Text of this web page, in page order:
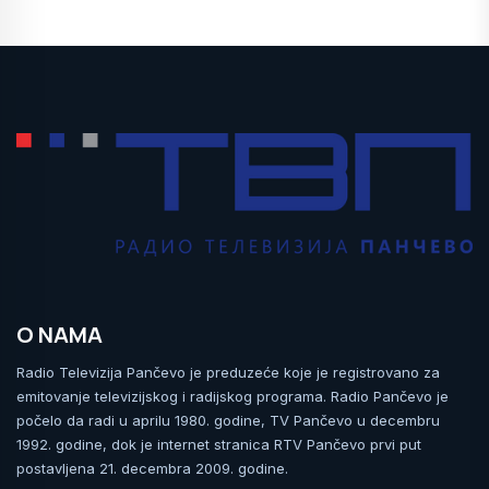
O NAMA
Radio Televizija Pančevo je preduzeće koje je registrovano za
emitovanje televizijskog i radijskog programa. Radio Pančevo je
počelo da radi u aprilu 1980. godine, TV Pančevo u decembru
1992. godine, dok je internet stranica RTV Pančevo prvi put
postavljena 21. decembra 2009. godine.